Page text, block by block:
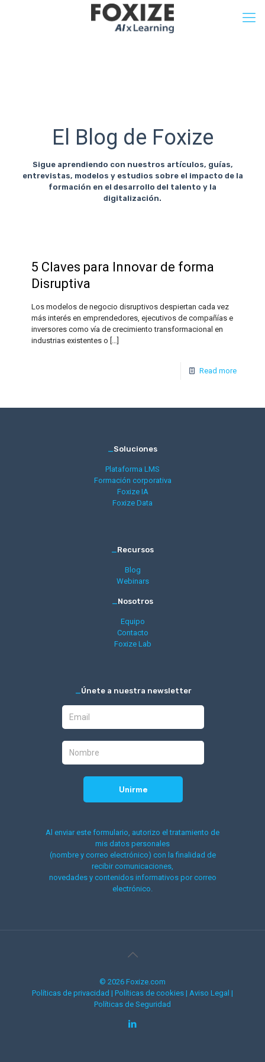
El Blog de Foxize
Sigue aprendiendo con nuestros artículos, guías,
entrevistas, modelos y estudios sobre el impacto de la
formación en el desarrollo del talento y la
digitalización.
5 Claves para Innovar de forma
Disruptiva
Los modelos de negocio disruptivos despiertan cada vez
más interés en emprendedores, ejecutivos de compañías e
inversores como vía de crecimiento transformacional en
industrias existentes o […]
Read more
_Soluciones
Plataforma LMS
Formación corporativa
Foxize IA
Foxize Data
_Recursos
Blog
Webinars
_Nosotros
Equipo
Contacto
Foxize Lab
_Únete a nuestra newsletter
Al enviar este formulario, autorizo el tratamiento de
mis datos personales
(nombre y correo electrónico) con la finalidad de
recibir comunicaciones,
novedades y contenidos informativos por correo
electrónico.
© 2026 Foxize.com
Políticas de privacidad | Políticas de cookies | Aviso Legal |
Políticas de Seguridad